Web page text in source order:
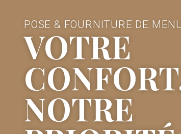
POSE & FOURNITURE DE
VOTRE
NOTRE